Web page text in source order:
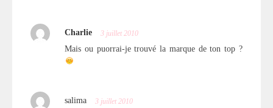
Charlie 3 juillet 2010
Mais ou puorrai-je trouvé la marque de ton top ?
salima 3 juillet 2010